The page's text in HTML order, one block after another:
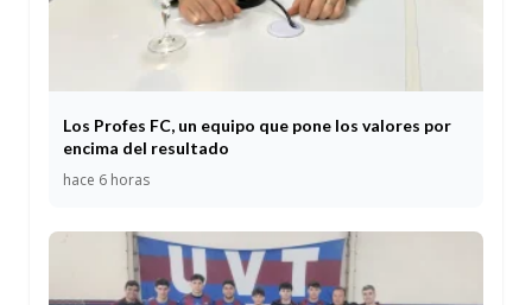
Los Profes FC, un equipo que pone los valores por
encima del resultado
hace 6 horas